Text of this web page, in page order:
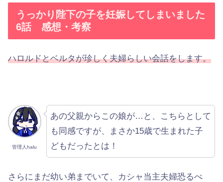
うっかり陛下の子を妊娠してしまいました
6話 感想・考察
ハロルドとベルタが珍しく夫婦らしい会話をします。
管理人halu
あの父親からこの娘が…と、こちらとして
も同感ですが、まさか15歳で生まれた子
どもだったとは！
さらにまだ幼い弟までいて、カシャ当主夫婦恐るべ